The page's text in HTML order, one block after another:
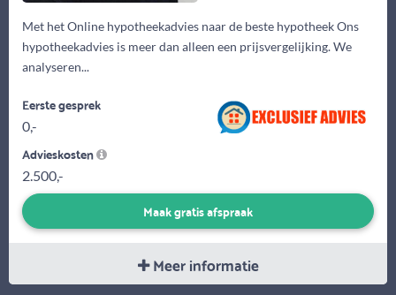
Met het Online hypotheekadvies naar de beste hypotheek Ons
hypotheekadvies is meer dan alleen een prijsvergelijking. We
analyseren...
Eerste gesprek
0,-
Advieskosten
2.500,-
Maak gratis afspraak
Meer informatie